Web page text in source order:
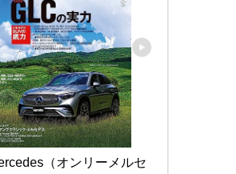
（オンリーメルセ